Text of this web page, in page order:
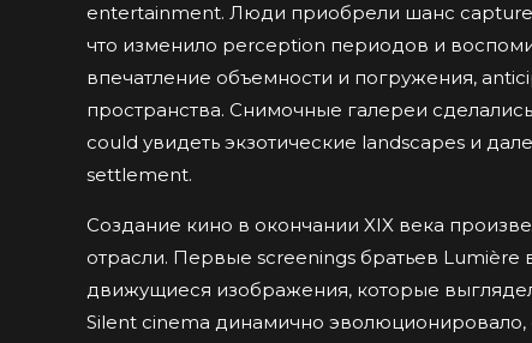
entertainment. Люди приобрели шанс capture
что изменило perception периодов и
впечатление объемности и погружения,
пространства. Снимочные галереи
could увидеть экзотические landscapes и
settlement.
Создание кино в окончании XIX века
отрасли. Первые screenings братьев Lumière
движущиеся изображения, которые
Silent cinema динамично